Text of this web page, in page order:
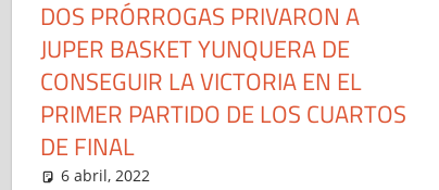
Noticias
DOS PRÓRROGAS PRIVARON A
JUPER BASKET YUNQUERA DE
CONSEGUIR LA VICTORIA EN EL
PRIMER PARTIDO DE LOS CUARTOS
DE FINAL
6 abril, 2022